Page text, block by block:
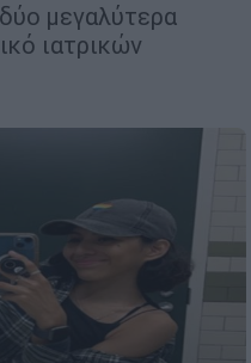
μεγαλύτερα
ιατρικών